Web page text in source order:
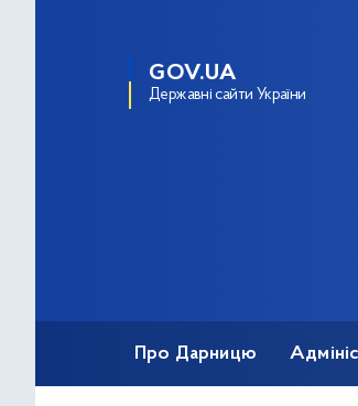
GOV.UA
Державні сайти України
Про Дарницю